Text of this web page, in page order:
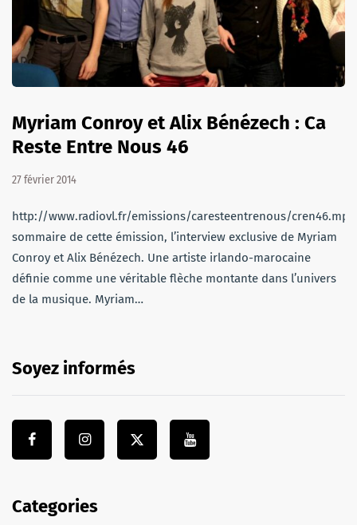
Myriam Conroy et Alix Bénézech : Ca
Reste Entre Nous 46
27 février 2014
http://www.radiovl.fr/emissions/caresteentrenous/
sommaire de cette émission, l’interview exclusive de Myriam
Conroy et Alix Bénézech. Une artiste irlando-marocaine
définie comme une véritable flèche montante dans l’univers
de la musique. Myriam…
Soyez informés
Categories